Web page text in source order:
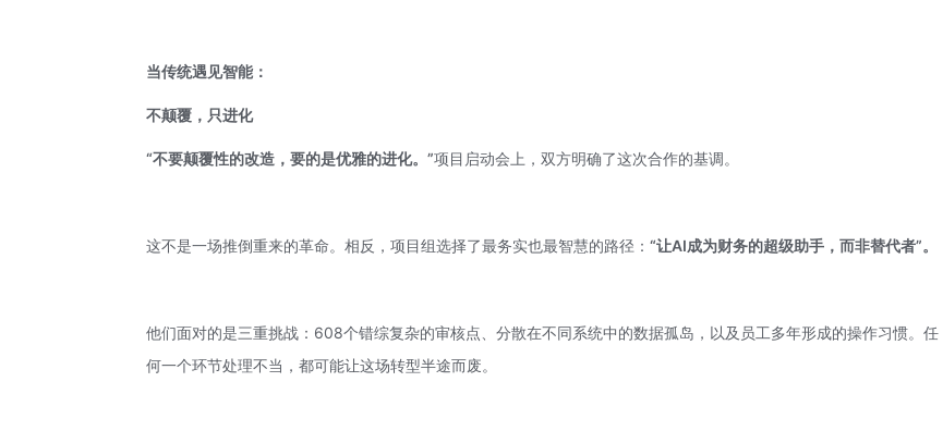
当传统遇见智能：
不颠覆，只进化
“不要颠覆性的改造，要的是优雅的进化。”项目启动会上，双方明确了这次合作的基调。
这不是一场推倒重来的革命。相反，项目组选择了最务实也最智慧的路径：“让AI成为财务的超级助手，而非替代者”。
他们面对的是三重挑战：608个错综复杂的审核点、分散在不同系统中的数据孤岛，以及员工多年形成的操作习惯。任
何一个环节处理不当，都可能让这场转型半途而废。